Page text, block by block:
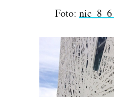
Foto: nic_8_6